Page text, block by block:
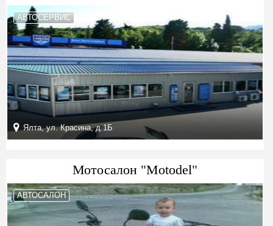
АВТОСЕРВИС
Ялта, ул. Красина, д.1Б
Мотосалон "Motodel"
АВТОСАЛОН